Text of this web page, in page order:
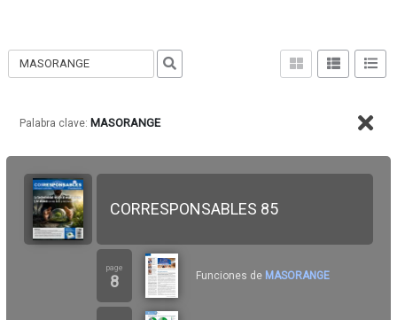
Palabra clave: MASORANGE
CORRESPONSABLES 85
page
8 Funciones de MASORANGE